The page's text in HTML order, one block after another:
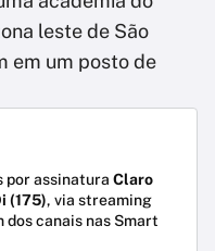
leste de São
em um posto de
por assinatura Claro
(175), via streaming
dos canais nas Smart